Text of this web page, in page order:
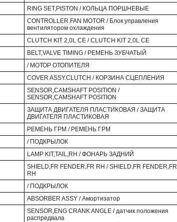
RING SET,PISTON / КОЛЬЦА ПОРШНЕВЫЕ
CONTROLLER.FAN MOTOR / Блок управления
вентилятором охлаждения
CLUTCH KIT 2,0L CE / CLUTCH KIT 2,0L CE
BELT,VALVE TIMING / РЕМЕНЬ ЗУБЧАТЫЙ
/ МОТОР ОТОПИТЕЛЯ
COVER ASSY.CLUTCH / КОРЗИНА СЦЕПЛЕНИЯ
SENSOR,CAMSHAFT POSITION /
SENSOR,CAMSHAFT POSITION
ЗАЩИТА ДВИГАТЕЛЯ ПЛАСТИКОВАЯ / ЗАЩИТА
ДВИГАТЕЛЯ ПЛАСТИКОВАЯ
РЕМЕНЬ ГРМ / РЕМЕНЬ ГРМ
/ ПОДКРЫЛОК
LAMP KIT,TAIL,RH / ФОНАРЬ ЗАДНИЙ
SHIELD,FR FENDER,FR RH / SHIELD,FR FENDER,FR
RH
/ ПОДКРЫЛОК
ABSORBER ASSY / Амортизатор
SENSOR,ENG CRANK ANGLE / датчик положения
распредвала